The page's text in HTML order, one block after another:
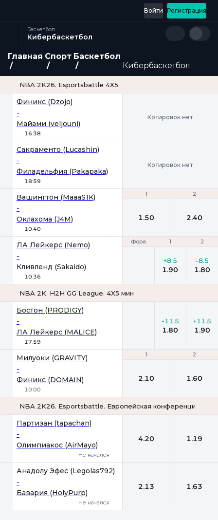
Регистрация
Войти
Баскетбол
Кибербаскетбол
Главная Спорт Баскетбол
Кибербаскетбол
NBA 2K26. Esportsbattle 4Х5
Финикс (Dzojo)
-
Майами (veljouni)
16:38
Котировок нет
Сакраменто (Lucashin)
-
Филадельфия (Pakapaka)
18:59
Котировок нет
1 2
Вашингтон (MaaaS1K)
-
Оклахома (J4M)
10:40
1 2
1.50 2.40
Фора 1 2
ЛА Лейкерс (Nemo)
-
Кливленд (Sakaido)
10:36
Фора 1 2
+8.5
1.90
-8.5
1.80
NBA 2K. H2H GG League. 4X5 мин
Бостон (PRODIGY)
-
ЛА Лейкерс (MALICE)
17:59
-11.5
1.80
+11.5
1.90
1 2
Милуоки (GRAVITY)
-
Финикс (DOMAIN)
10:00
1 2
2.10 1.60
NBA 2K26. Esportsbattle. Европейская конференция. 4х5
Партизан (tapachan)
-
Олимпиакос (AirMayo)
Не начался
4.20 1.19
Анадолу Эфес (Legolas792)
-
Бавария (HolyPurp)
Не начался
2.13 1.63